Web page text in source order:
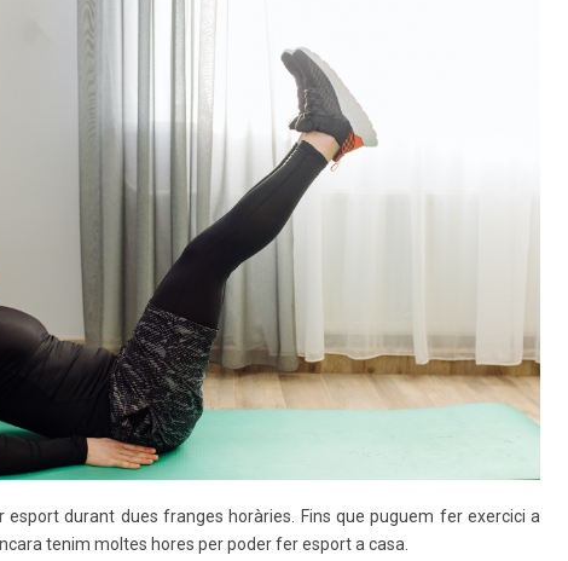
durant dues franges horàries. Fins que puguem fer exercici a
tenim moltes hores per poder fer esport a casa.